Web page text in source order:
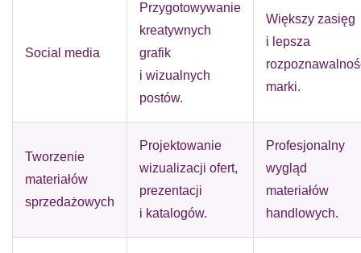
Social media
Przygotowywanie
kreatywnych
grafik
i wizualnych
postów.
Większy zasięg
i lepsza
marki.
Tworzenie
materiałów
sprzedażowych
Projektowanie
wizualizacji ofert,
prezentacji
i katalogów.
Profesjonalny
wygląd
materiałów
handlowych.